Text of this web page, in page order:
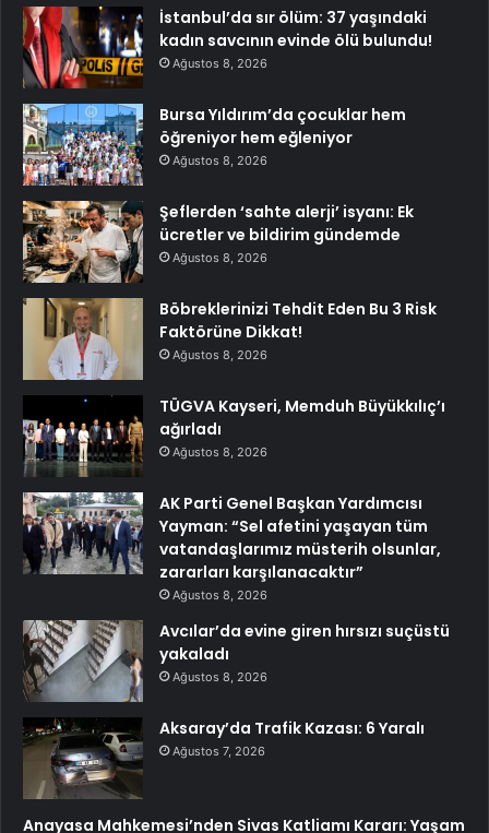
İstanbul’da sır ölüm: 37 yaşındaki
kadın savcının evinde ölü bulundu!
Ağustos 8, 2026
Bursa Yıldırım’da çocuklar hem
öğreniyor hem eğleniyor
Ağustos 8, 2026
Şeflerden ‘sahte alerji’ isyanı: Ek
ücretler ve bildirim gündemde
Ağustos 8, 2026
Böbreklerinizi Tehdit Eden Bu 3 Risk
Faktörüne Dikkat!
Ağustos 8, 2026
TÜGVA Kayseri, Memduh Büyükkılıç’ı
ağırladı
Ağustos 8, 2026
AK Parti Genel Başkan Yardımcısı
Yayman: “Sel afetini yaşayan tüm
vatandaşlarımız müsterih olsunlar,
zararları karşılanacaktır”
Ağustos 8, 2026
Avcılar’da evine giren hırsızı suçüstü
yakaladı
Ağustos 8, 2026
Aksaray’da Trafik Kazası: 6 Yaralı
Ağustos 7, 2026
Anayasa Mahkemesi’nden Sivas Katliamı Kararı: Yaşam